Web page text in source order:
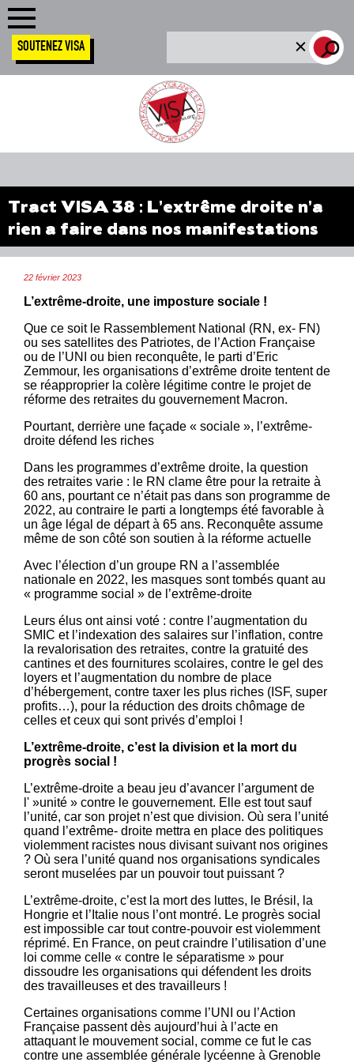
SOUTENEZ VISA
Tract VISA 38 : L’extrême droite n’a
rien a faire dans nos manifestations
22 février 2023
L’extrême-droite, une imposture sociale !
Que ce soit le Rassemblement National (RN, ex- FN)
ou ses satellites des Patriotes, de l’Action Française
ou de l’UNI ou bien reconquête, le parti d’Eric
Zemmour, les organisations d’extrême droite tentent de
se réapproprier la colère légitime contre le projet de
réforme des retraites du gouvernement Macron.
Pourtant, derrière une façade « sociale », l’extrême-
droite défend les riches
Dans les programmes d’extrême droite, la question
des retraites varie : le RN clame être pour la retraite à
60 ans, pourtant ce n’était pas dans son programme de
2022, au contraire le parti a longtemps été favorable à
un âge légal de départ à 65 ans. Reconquête assume
même de son côté son soutien à la réforme actuelle
Avec l’élection d’un groupe RN a l’assemblée
nationale en 2022, les masques sont tombés quant au
« programme social » de l’extrême-droite
Leurs élus ont ainsi voté : contre l’augmentation du
SMIC et l’indexation des salaires sur l’inflation, contre
la revalorisation des retraites, contre la gratuité des
cantines et des fournitures scolaires, contre le gel des
loyers et l’augmentation du nombre de place
d’hébergement, contre taxer les plus riches (ISF, super
profits…), pour la réduction des droits chômage de
celles et ceux qui sont privés d’emploi !
L’extrême-droite, c’est la division et la mort du
progrès social !
L’extrême-droite a beau jeu d’avancer l’argument de
l' »unité » contre le gouvernement. Elle est tout sauf
l’unité, car son projet n’est que division. Où sera l’unité
quand l’extrême- droite mettra en place des politiques
violemment racistes nous divisant suivant nos origines
? Où sera l’unité quand nos organisations syndicales
seront muselées par un pouvoir tout puissant ?
L’extrême-droite, c’est la mort des luttes, le Brésil, la
Hongrie et l’Italie nous l’ont montré. Le progrès social
est impossible car tout contre-pouvoir est violemment
réprimé. En France, on peut craindre l’utilisation d’une
loi comme celle « contre le séparatisme » pour
dissoudre les organisations qui défendent les droits
des travailleuses et des travailleurs !
Certaines organisations comme l’UNI ou l’Action
Française passent dès aujourd’hui à l’acte en
attaquant le mouvement social, comme ce fut le cas
contre une assemblée générale lycéenne à Grenoble